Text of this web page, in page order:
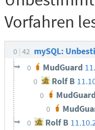
Vorfahren
0 42 mySQL:
0 MudGuard
0 Rolf B
0 MudGuard
0
0 Rolf B